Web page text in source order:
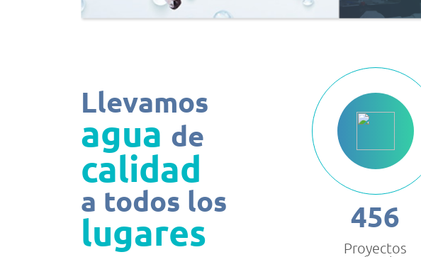
Llevamos
agua de
calidad
a todos los
lugares 456
Proyectos